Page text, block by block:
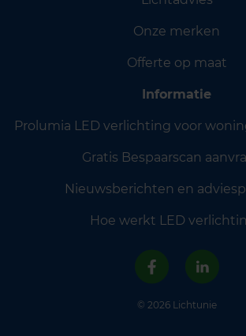
Onze merken
Offerte op maat
Informatie
Prolumia LED verlichting voor
Gratis Bespaarscan
Nieuwsberichten en
Hoe werkt LED
© 2026 Lichtunie